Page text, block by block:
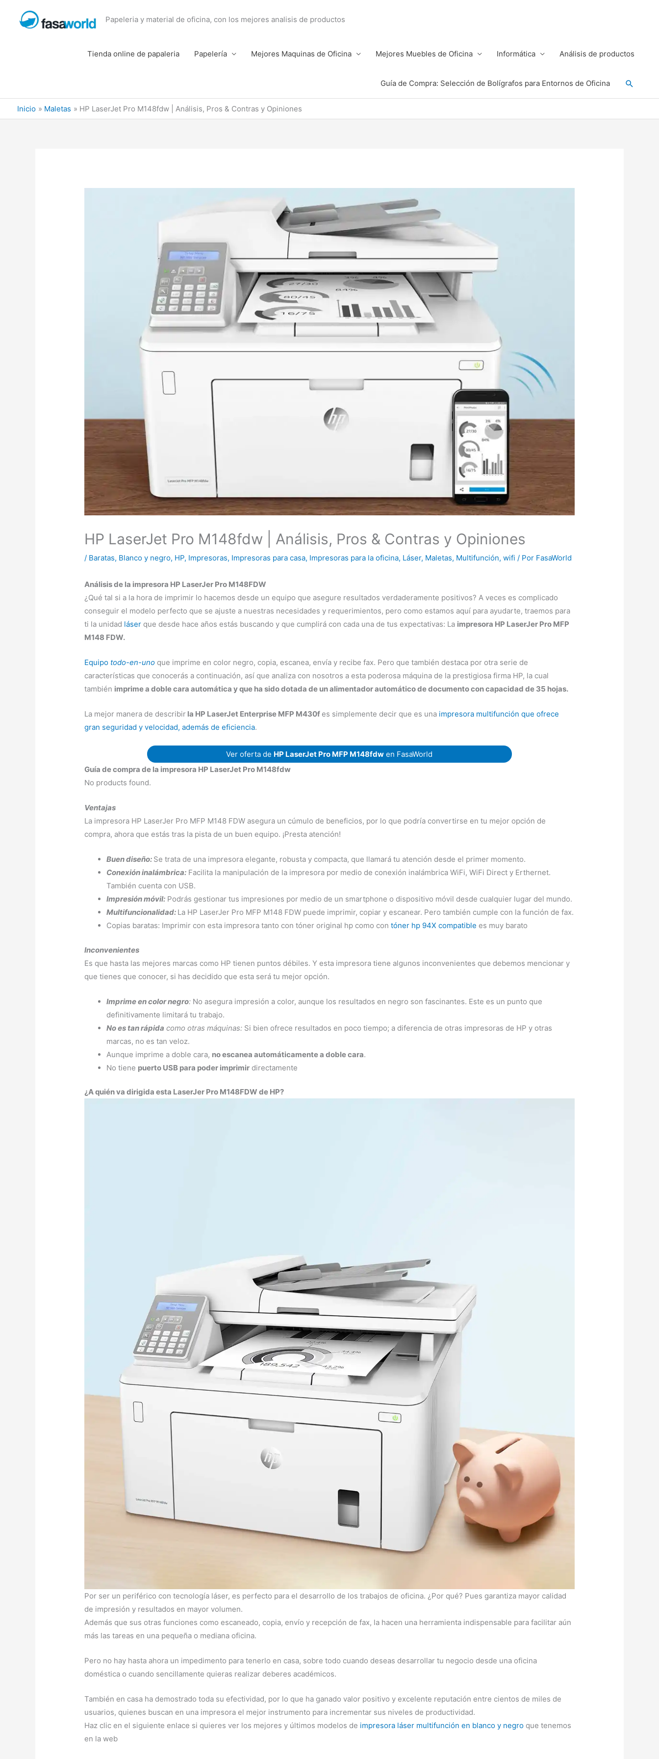
Papeleria y material de oficina, con los mejores analisis de productos
Tienda online de papaleria Papelería Mejores Maquinas de Oficina Mejores Muebles de Oficina Informática Análisis de productos
Guía de Compra: Selección de Bolígrafos para Entornos de Oficina Buscar
Inicio Maletas HP LaserJet Pro M148fdw | Análisis, Pros & Contras y Opiniones
HP LaserJet Pro M148fdw | Análisis, Pros & Contras y Opiniones
/ Baratas, Blanco y negro, HP, Impresoras, Impresoras para casa, Impresoras para la oficina, Láser, Maletas, Multifunción,wifi / Por FasaWorld
Análisis de la impresora HP LaserJer Pro M148FDW
¿Qué tal si a la hora de imprimir lo hacemos desde un equipo que asegure resultados verdaderamente positivos? A veces es complicado
conseguir el modelo perfecto que se ajuste a nuestras necesidades y requerimientos, pero como estamos aquí para ayudarte, traemos para
ti la unidad láser que desde hace años estás buscando y que cumplirá con cada una de tus expectativas: La impresora HP LaserJer Pro MFP
M148 FDW.
Equipo todo-en-uno que imprime en color negro, copia, escanea, envía y recibe fax. Pero que también destaca por otra serie de
características que conocerás a continuación, así que analiza con nosotros a esta poderosa máquina de la prestigiosa firma HP, la cual
también imprime a doble cara automática y que ha sido dotada de un alimentador automático de documento con capacidad de 35 hojas.
La mejor manera de describir la HP LaserJet Enterprise MFP M430f es simplemente decir que es una impresora multifunción que ofrece
gran seguridad y velocidad, además de eficiencia.
Ver oferta de HP LaserJet Pro MFP M148fdw en FasaWorld
Guía de compra de la impresora HP LaserJet Pro M148fdw
No products found.
Ventajas
La impresora HP LaserJer Pro MFP M148 FDW asegura un cúmulo de beneficios, por lo que podría convertirse en tu mejor opción de
compra, ahora que estás tras la pista de un buen equipo. ¡Presta atención!
Buen diseño: Se trata de una impresora elegante, robusta y compacta, que llamará tu atención desde el primer momento.
Conexión inalámbrica: Facilita la manipulación de la impresora por medio de conexión inalámbrica WiFi, WiFi Direct y Erthernet.
También cuenta con USB.
Impresión móvil: Podrás gestionar tus impresiones por medio de un smartphone o dispositivo móvil desde cualquier lugar del mundo.
Multifuncionalidad: La HP LaserJer Pro MFP M148 FDW puede imprimir, copiar y escanear. Pero también cumple con la función de fax.
Copias baratas: Imprimir con esta impresora tanto con tóner original hp como contóner hp 94X compatible es muy barato
Inconvenientes
Es que hasta las mejores marcas como HP tienen puntos débiles. Y esta impresora tiene algunos inconvenientes que debemos mencionar y
que tienes que conocer, si has decidido que esta será tu mejor opción.
Imprime en color negro: No asegura impresión a color, aunque los resultados en negro son fascinantes. Este es un punto que
definitivamente limitará tu trabajo.
No es tan rápida como otras máquinas: Si bien ofrece resultados en poco tiempo; a diferencia de otras impresoras de HP y otras
marcas, no es tan veloz.
Aunque imprime a doble cara, no escanea automáticamente a doble cara.
No tiene puerto USB para poder imprimir directamente
¿A quién va dirigida esta LaserJer Pro M148FDW de HP?
Por ser un periférico con tecnología láser, es perfecto para el desarrollo de los trabajos de oficina. ¿Por qué? Pues garantiza mayor calidad
de impresión y resultados en mayor volumen.
Además que sus otras funciones como escaneado, copia, envío y recepción de fax, la hacen una herramienta indispensable para facilitar aún
más las tareas en una pequeña o mediana oficina.
Pero no hay hasta ahora un impedimento para tenerlo en casa, sobre todo cuando deseas desarrollar tu negocio desde una oficina
doméstica o cuando sencillamente quieras realizar deberes académicos.
También en casa ha demostrado toda su efectividad, por lo que ha ganado valor positivo y excelente reputación entre cientos de miles de
usuarios, quienes buscan en una impresora el mejor instrumento para incrementar sus niveles de productividad.
Haz clic en el siguiente enlace si quieres ver los mejores y últimos modelos de impresora láser multifunción en blanco y negro que tenemos
en la web